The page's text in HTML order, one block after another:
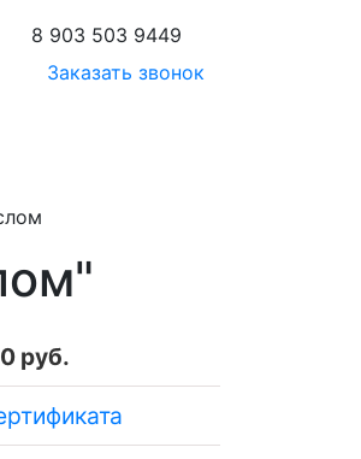
8 903 503 9449
Заказать звонок
руб.